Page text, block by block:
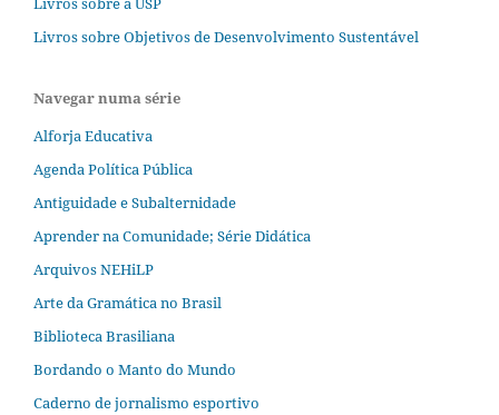
Livros sobre Objetivos de Desenvolvimento Sustentável
Navegar numa série
Alforja Educativa
Agenda Política Pública
Antiguidade e Subalternidade
Aprender na Comunidade; Série Didática
Arquivos NEHiLP
Arte da Gramática no Brasil
Biblioteca Brasiliana
Bordando o Manto do Mundo
Caderno de jornalismo esportivo